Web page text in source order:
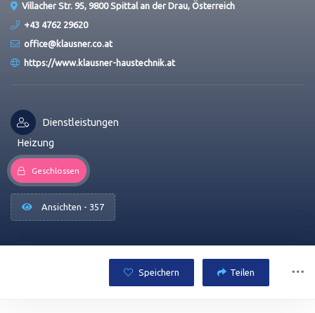
Villacher Str. 95, 9800 Spittal an der Drau, Österreich
+43 4762 29620
office@klausner.co.at
https://www.klausner-haustechnik.at
Dienstleistungen
Heizung
Geschlossen
Ansichten - 357
Speichern Teilen